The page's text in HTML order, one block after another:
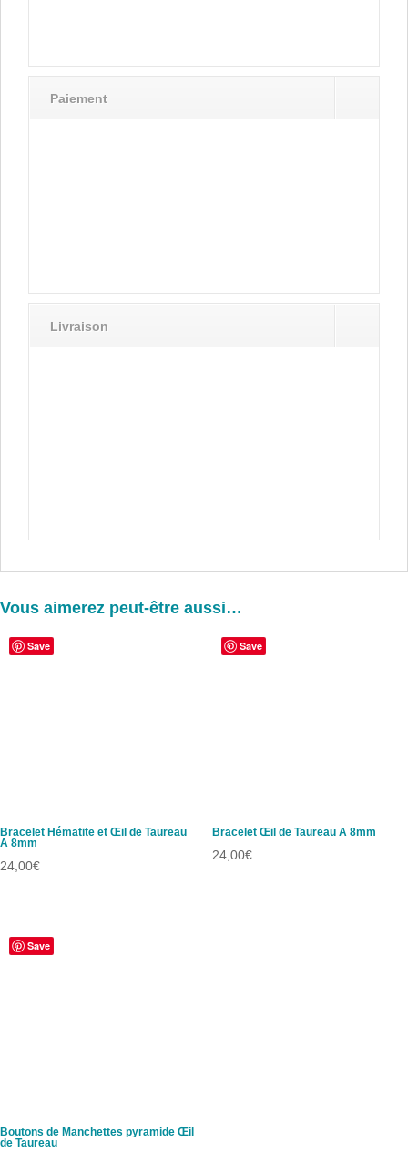
Paiement
Livraison
Vous aimerez peut-être aussi…
Save
Bracelet Hématite et Œil de Taureau
A 8mm
24,00€
Save
Bracelet Œil de Taureau A 8mm
24,00€
Save
Boutons de Manchettes pyramide Œil
de Taureau